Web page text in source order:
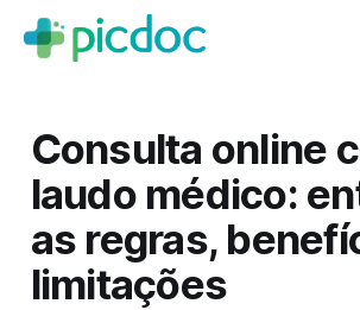
Consulta online
laudo médico:
as regras,
limitações